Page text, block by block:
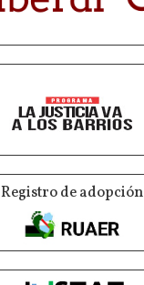
Registro de adopción